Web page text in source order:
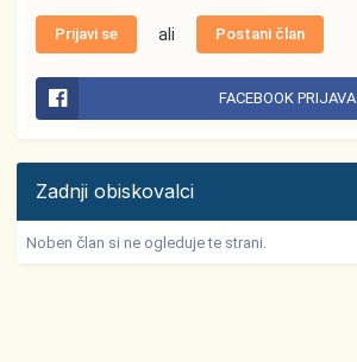
Prijavi se ali Postani član
FACEBOOK PRIJAVA
Zadnji obiskovalci
Noben član si ne ogleduje te strani.